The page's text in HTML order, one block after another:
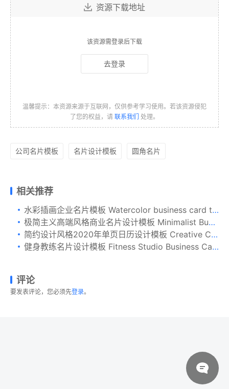
资源下载地址
该资源需登录后下载
去登录
温馨提示：本资源来源于互联网，仅供参考学习使用。若该资源侵犯
了您的权益，请 联系我们 处理。
公司名片模板 名片设计模板 圆角名片
相关推荐
水彩插画企业名片模板 Watercolor business card template
极简主义高端风格商业名片设计模板 Minimalist Business Card Vol. 02
简约设计风格2020年单页日历设计模板 Creative Calendar Pro 2020
健身教练名片设计模板 Fitness Studio Business Card
评论
要发表评论，您必须先登录。